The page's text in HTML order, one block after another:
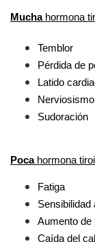
Mucha hormona
Temblor
Pérdida de
Latido
Nerviosismo
Sudoración
Poca hormona
Fatiga
Sensibilidad
Aumento de
Caída del